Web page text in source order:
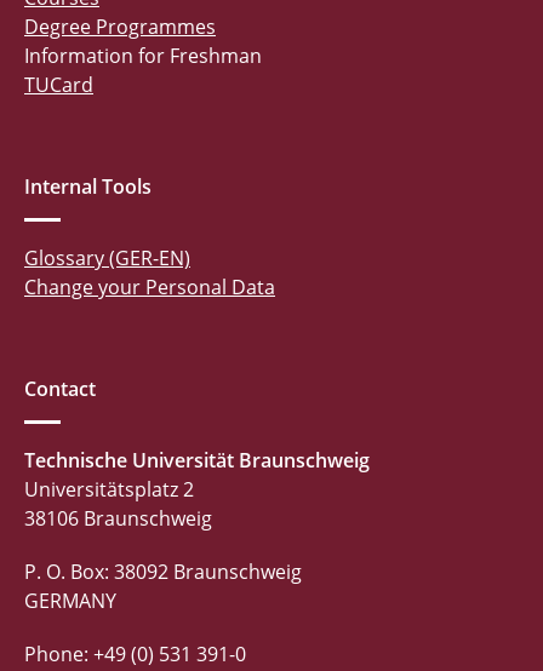
Degree Programmes
Information for Freshman
TUCard
Internal Tools
Glossary (GER-EN)
Change your Personal Data
Contact
Technische Universität Braunschweig
Universitätsplatz 2
38106 Braunschweig
P. O. Box: 38092 Braunschweig
GERMANY
Phone: +49 (0) 531 391-0